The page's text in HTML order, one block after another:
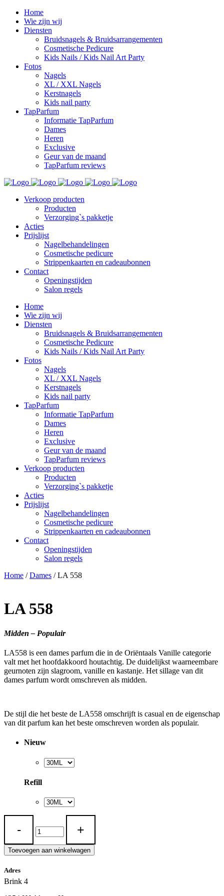
Home
Wie zijn wij
Diensten
Bruidsnagels & Bruidsarrangementen
Cosmetische Pedicure
Kids Nails / Kids Nail Art Party
Fotos
Nagels
XL / XXL Nagels
Kerstnagels
Kids nail party
TapParfum
Informatie TapParfum
Dames
Heren
Exclusive
Geur van de maand
TapParfum reviews
Verkoop producten
Producten
Verzorging`s pakketje
Acties
Prijslijst
Nagelbehandelingen
Cosmetische pedicure
Strippenkaarten en cadeaubonnen
Contact
Openingstijden
Salon regels
Home
Wie zijn wij
Diensten
Bruidsnagels & Bruidsarrangementen
Cosmetische Pedicure
Kids Nails / Kids Nail Art Party
Fotos
Nagels
XL / XXL Nagels
Kerstnagels
Kids nail party
TapParfum
Informatie TapParfum
Dames
Heren
Exclusive
Geur van de maand
TapParfum reviews
Verkoop producten
Producten
Verzorging`s pakketje
Acties
Prijslijst
Nagelbehandelingen
Cosmetische pedicure
Strippenkaarten en cadeaubonnen
Contact
Openingstijden
Salon regels
Home /Dames / LA 558
LA 558
Midden – Populair
LA558 is een dames parfum die in de Oriëntaals Vanille categorie
valt met het hoofdakkoord houtachtig. De duidelijkst waarneembare
geurnoten zijn slagroom, vanille en kastanje. Het sillage van dit
dames parfum wordt omschreven als midden.
De stijl die het beste de LA558 omschrijft is casual en de eigenschap
van dit parfum kan het beste omschreven worden als populair.
Nieuw
Refill
LA
Toevoegen aan winkelwagen
Adres
Brink 4